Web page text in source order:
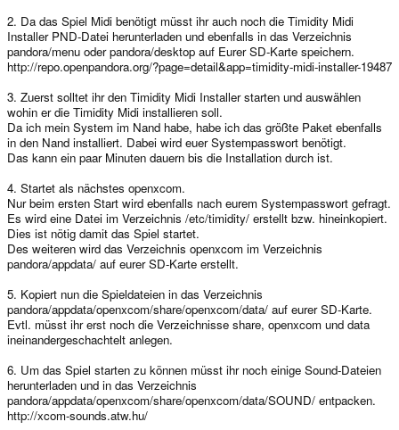
2. Da das Spiel Midi benötigt müsst ihr auch noch die Timidity Midi
Installer PND-Datei herunterladen und ebenfalls in das Verzeichnis
pandora/menu oder pandora/desktop auf Eurer SD-Karte speichern.
http://repo.openpandora.org/?page=detail&app=timidity-midi-installer-19487
3. Zuerst solltet ihr den Timidity Midi Installer starten und auswählen
wohin er die Timidity Midi installieren soll.
Da ich mein System im Nand habe, habe ich das größte Paket ebenfalls
in den Nand installiert. Dabei wird euer Systempasswort benötigt.
Das kann ein paar Minuten dauern bis die Installation durch ist.
4. Startet als nächstes openxcom.
Nur beim ersten Start wird ebenfalls nach eurem Systempasswort gefragt.
Es wird eine Datei im Verzeichnis /etc/timidity/ erstellt bzw. hineinkopiert.
Dies ist nötig damit das Spiel startet.
Des weiteren wird das Verzeichnis openxcom im Verzeichnis
pandora/appdata/ auf eurer SD-Karte erstellt.
5. Kopiert nun die Spieldateien in das Verzeichnis
pandora/appdata/openxcom/share/openxcom/data/ auf eurer SD-Karte.
Evtl. müsst ihr erst noch die Verzeichnisse share, openxcom und data
ineinandergeschachtelt anlegen.
6. Um das Spiel starten zu können müsst ihr noch einige Sound-Dateien
herunterladen und in das Verzeichnis
pandora/appdata/openxcom/share/openxcom/data/SOUND/ entpacken.
http://xcom-sounds.atw.hu/